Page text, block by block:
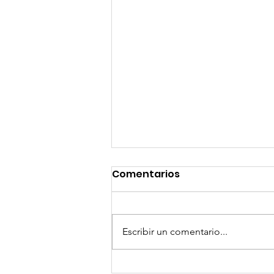
¡Arte, Vino y las Mejores
Comentarios
Escribir un comentario...